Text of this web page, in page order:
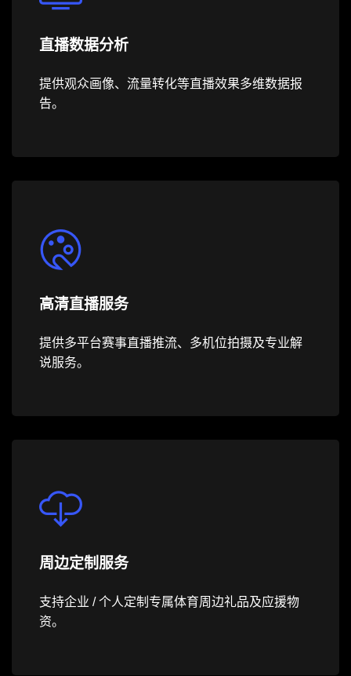
直播数据分析
提供观众画像、流量转化等直播效果多维数据报
告。
高清直播服务
提供多平台赛事直播推流、多机位拍摄及专业解
说服务。
周边定制服务
支持企业 / 个人定制专属体育周边礼品及应援物
资。